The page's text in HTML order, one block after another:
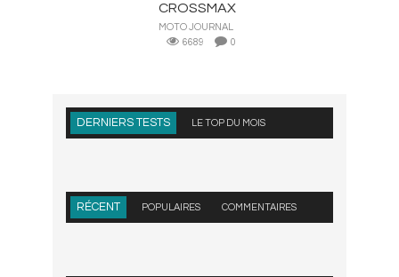
CROSSMAX
MOTO JOURNAL
6689
0
DERNIERS TESTS LE TOP DU MOIS
RÉCENT POPULAIRES COMMENTAIRES